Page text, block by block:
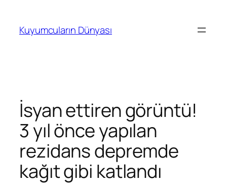
Kuyumcuların Dünyası
İsyan ettiren görüntü!
3 yıl önce yapılan
rezidans depremde
kağıt gibi katlandı